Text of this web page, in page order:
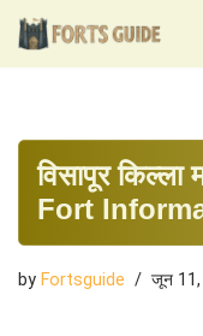
Skip
विसापूर किल्ला
Fort
by Fortsguide जून